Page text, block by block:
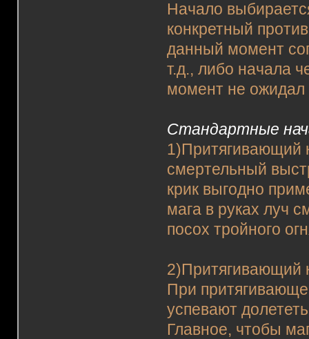
Начало
конкретный
данный момент
т.д., либо начала
момент не
Стандартные
1)Притягивающий
смертельный
крик выгодно
мага в руках луч
посох тройного
2)Притягивающий
При
успевают
Главное, чтобы